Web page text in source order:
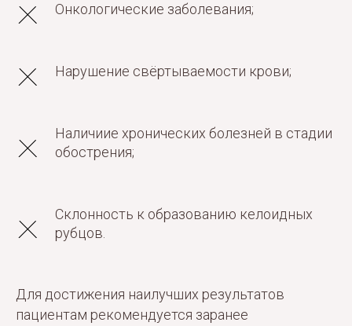
Онкологические заболевания;
Нарушение свёртываемости крови;
Наличиие хронических болезней в стадии
обострения;
Склонность к образованию келоидных
рубцов.
Для достижения наилучших результатов
пациентам рекомендуется заранее